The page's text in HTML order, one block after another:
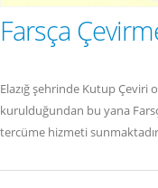
Farsça
Elazığ şehrinde Kutup Çeviri
kurulduğundan bu yana
tercüme hizmeti